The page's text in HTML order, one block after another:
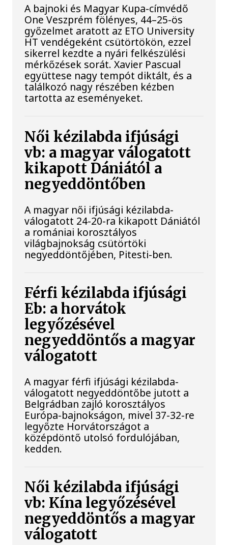
A bajnoki és Magyar Kupa-címvédő
One Veszprém fölényes, 44–25-ös
győzelmet aratott az ETO University
HT vendégeként csütörtökön, ezzel
sikerrel kezdte a nyári felkészülési
mérkőzések sorát. Xavier Pascual
együttese nagy tempót diktált, és a
találkozó nagy részében kézben
tartotta az eseményeket.
Női kézilabda ifjúsági
vb: a magyar válogatott
kikapott Dániától a
negyeddöntőben
A magyar női ifjúsági kézilabda-
válogatott 24-20-ra kikapott Dániától
a romániai korosztályos
világbajnokság csütörtöki
negyeddöntőjében, Pitesti-ben.
Férfi kézilabda ifjúsági
Eb: a horvátok
legyőzésével
negyeddöntős a magyar
válogatott
A magyar férfi ifjúsági kézilabda-
válogatott negyeddöntőbe jutott a
Belgrádban zajló korosztályos
Európa-bajnokságon, mivel 37-32-re
legyőzte Horvátországot a
középdöntő utolsó fordulójában,
kedden.
Női kézilabda ifjúsági
vb: Kína legyőzésével
negyeddöntős a magyar
válogatott